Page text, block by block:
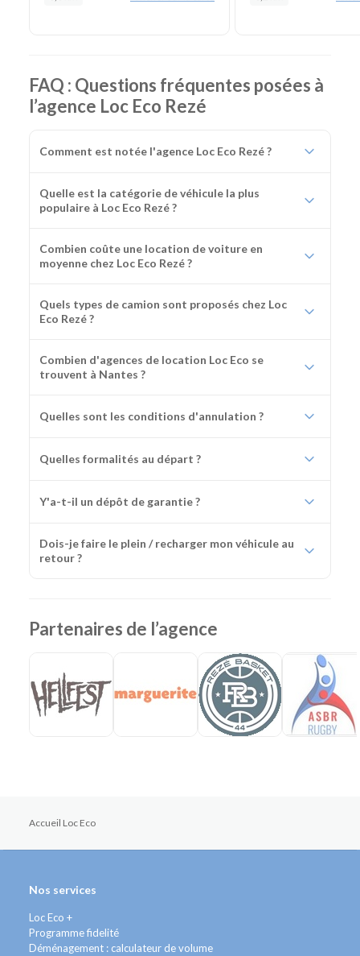
FAQ : Questions fréquentes posées à
l’agence Loc Eco Rezé
Comment est notée l'agence Loc Eco Rezé ?
Quelle est la catégorie de véhicule la plus
populaire à Loc Eco Rezé ?
Combien coûte une location de voiture en
moyenne chez Loc Eco Rezé ?
Quels types de camion sont proposés chez Loc
Eco Rezé ?
Combien d'agences de location Loc Eco se
trouvent à Nantes ?
Quelles sont les conditions d'annulation ?
Quelles formalités au départ ?
Y'a-t-il un dépôt de garantie ?
Dois-je faire le plein / recharger mon véhicule au
retour ?
Partenaires de l’agence
Accueil Loc Eco
Nos services
Loc Eco +
Programme fidelité
Déménagement : calculateur de volume